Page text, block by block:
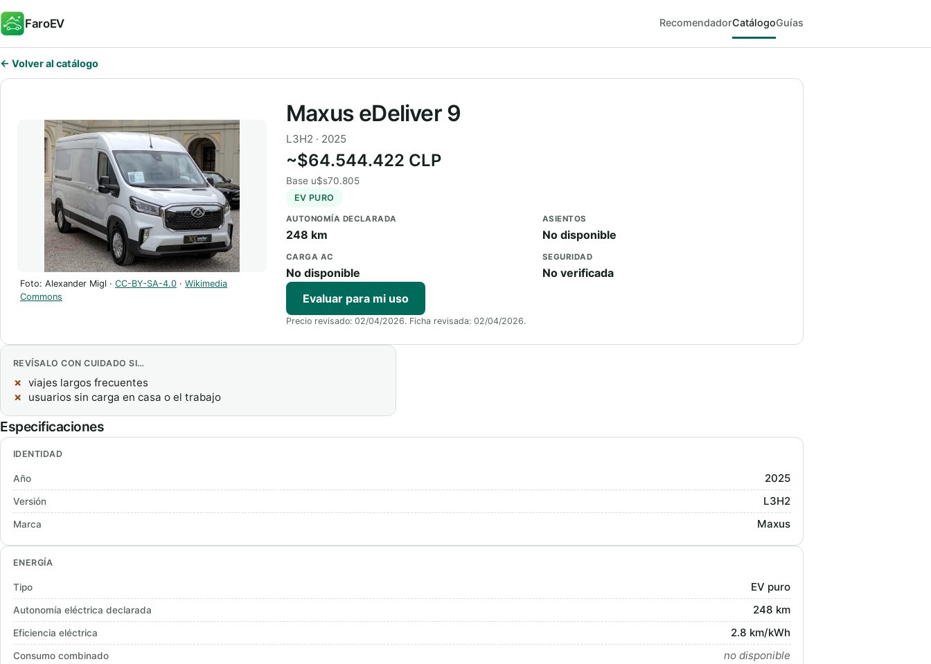
FaroEV RecomendadorCatálogoGuías
← Volver al catálogo
Foto: Alexander Migl · CC-BY-SA-4.0 · Wikimedia
Commons
Maxus eDeliver 9
L3H2 · 2025
~$64.544.422 CLP
Base u$s70.805
EV PURO
AUTONOMÍA DECLARADA
248 km
ASIENTOS
No disponible
CARGA AC
No disponible
SEGURIDAD
No verificada
Evaluar para mi uso
Precio revisado: 02/04/2026. Ficha revisada: 02/04/2026.
REVÍSALO CON CUIDADO SI…
viajes largos frecuentes
usuarios sin carga en casa o el trabajo
Especificaciones
IDENTIDAD
Año 2025
Versión L3H2
Marca Maxus
ENERGÍA
Tipo EV puro
Autonomía eléctrica declarada 248 km
Eficiencia eléctrica 2.8 km/kWh
Consumo combinado no disponible